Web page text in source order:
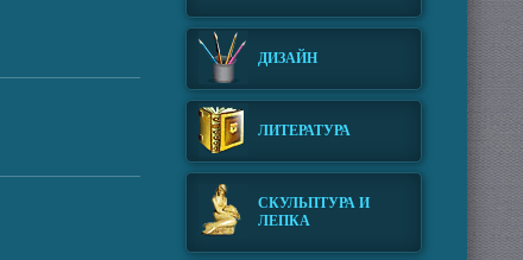
ДИЗАЙН
ЛИТЕРАТУРА
СКУЛЬПТУРА И
ЛЕПКА